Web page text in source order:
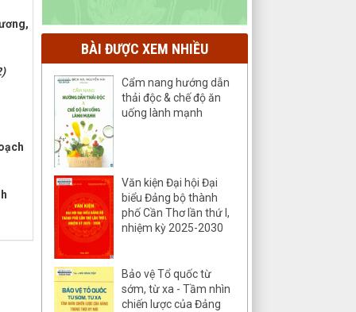
BÀI ĐƯỢC XEM NHIỀU
Cẩm nang hướng dẫn
thải độc & chế độ ăn
uống lành mạnh
Văn kiện Đại hội Đại
biểu Đảng bộ thành
phố Cần Thơ lần thứ I,
nhiệm kỳ 2025-2030
Bảo vệ Tổ quốc từ
sớm, từ xa - Tầm nhìn
chiến lược của Đảng